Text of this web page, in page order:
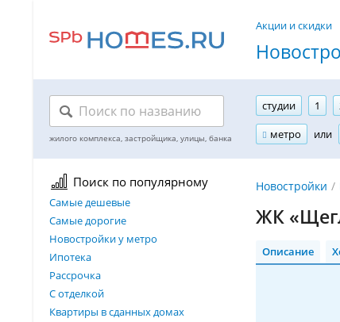
Акции и скидки
студии 1
метро
или
Поиск по популярному
Самые дешевые
Самые дорогие
Новостройки у метро
Ипотека
Рассрочка
С отделкой
Квартиры в сданных домах
Новостройки
ЖК
Описание